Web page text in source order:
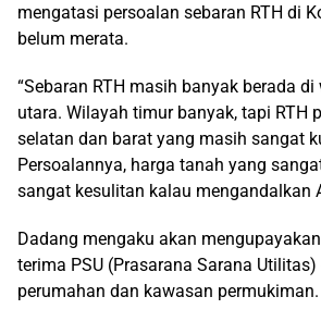
mengatasi persoalan sebaran RTH di
belum merata.
“Sebaran RTH masih banyak berada
utara. Wilayah timur banyak, tapi RTH
selatan dan barat yang masih sangat
Persoalannya, harga tanah yang
sangat kesulitan kalau mengandalkan
Dadang mengaku akan
terima PSU (Prasarana Sarana
perumahan dan kawasan